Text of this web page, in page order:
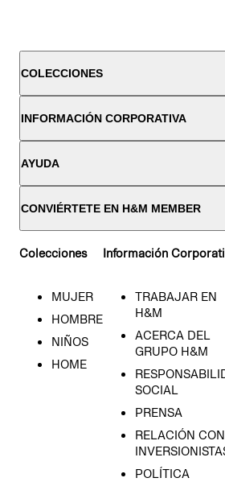
COLECCIONES
INFORMACIÓN CORPORATIVA
AYUDA
CONVIÉRTETE EN H&M MEMBER
Colecciones
MUJER
HOMBRE
NIÑOS
HOME
Información
TRABAJAR EN
H&M
ACERCA DEL
GRUPO H&M
SOCIAL
PRENSA
RELACIÓN CON
POLÍTICA